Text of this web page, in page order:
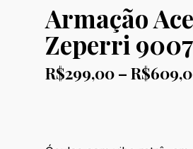
Armação
Zeperri
R$299,00 – R$